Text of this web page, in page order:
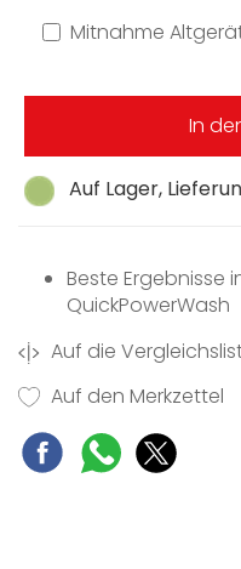
Auf Lager,
Mitnahme
In
Beste Ergebnisse
QuickPowerWash
Auf die
Auf den Merkzettel